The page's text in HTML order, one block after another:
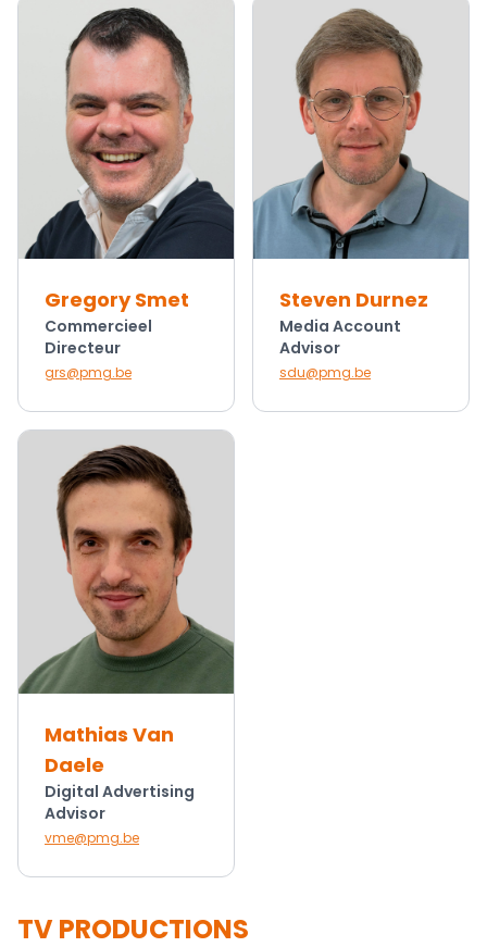
Gregory Smet
Commercieel
Directeur
grs@pmg.be
Steven Durnez
Media Account
Advisor
sdu@pmg.be
Mathias Van
Daele
Digital Advertising
Advisor
vme@pmg.be
TV PRODUCTIONS